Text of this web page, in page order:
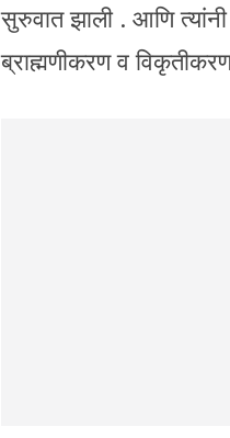
सुरुवात झाली . आणि
ब्राह्मणीकरण व